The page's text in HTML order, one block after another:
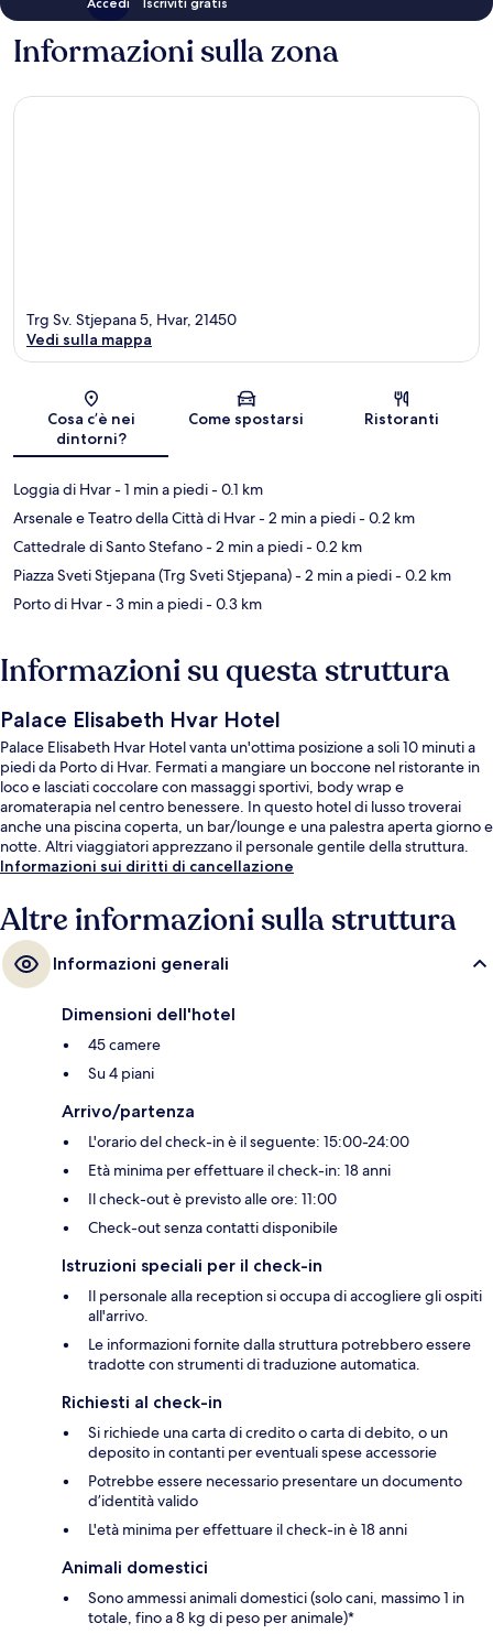
Informazioni sulla zona
Mappa
Trg Sv. Stjepana 5, Hvar, 21450
Vedi sulla mappa
Cosa c’è nei
dintorni?
Come spostarsi Ristoranti
Loggia di Hvar- 1 min a piedi- 0.1 km
Arsenale e Teatro della Città di Hvar- 2 min a piedi- 0.2 km
Cattedrale di Santo Stefano- 2 min a piedi- 0.2 km
Piazza Sveti Stjepana (Trg Sveti Stjepana)- 2 min a piedi- 0.2 km
Porto di Hvar- 3 min a piedi- 0.3 km
Informazioni su questa struttura
Palace Elisabeth Hvar Hotel
Palace Elisabeth Hvar Hotel vanta un'ottima posizione a soli 10 minuti a
piedi da Porto di Hvar. Fermati a mangiare un boccone nel ristorante in
loco e lasciati coccolare con massaggi sportivi, body wrap e
aromaterapia nel centro benessere. In questo hotel di lusso troverai
anche una piscina coperta, un bar/lounge e una palestra aperta giorno e
notte. Altri viaggiatori apprezzano il personale gentile della struttura.
Informazioni sui diritti di cancellazione
Altre informazioni sulla struttura
Informazioni generali
Dimensioni dell'hotel
45 camere
Su 4 piani
Arrivo/partenza
L'orario del check-in è il seguente: 15:00-24:00
Età minima per effettuare il check-in: 18 anni
Il check-out è previsto alle ore: 11:00
Check-out senza contatti disponibile
Istruzioni speciali per il check-in
Il personale alla reception si occupa di accogliere gli ospiti
all'arrivo.
Le informazioni fornite dalla struttura potrebbero essere
tradotte con strumenti di traduzione automatica.
Richiesti al check-in
Si richiede una carta di credito o carta di debito, o un
deposito in contanti per eventuali spese accessorie
Potrebbe essere necessario presentare un documento
d’identità valido
L'età minima per effettuare il check-in è 18 anni
Animali domestici
Sono ammessi animali domestici (solo cani, massimo 1 in
totale, fino a 8 kg di peso per animale)*